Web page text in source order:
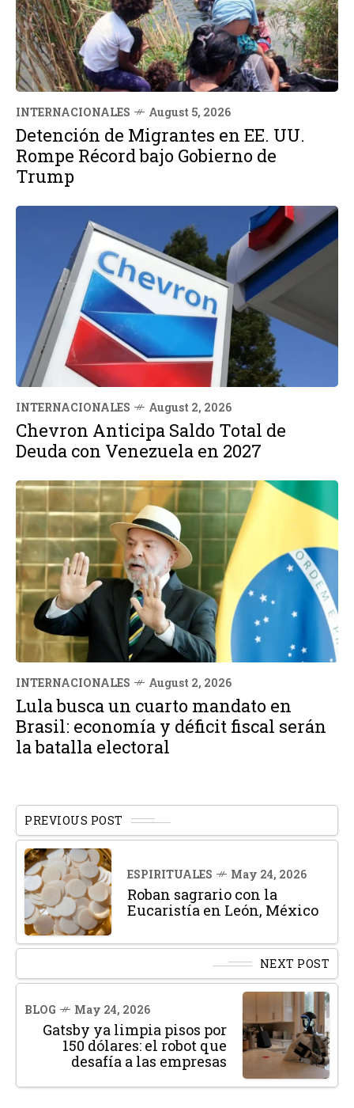
INTERNACIONALES August 5, 2026
Detención de Migrantes en EE. UU.
Rompe Récord bajo Gobierno de
Trump
INTERNACIONALES August 2, 2026
Chevron Anticipa Saldo Total de
Deuda con Venezuela en 2027
INTERNACIONALES August 2, 2026
Lula busca un cuarto mandato en
Brasil: economía y déficit fiscal serán
la batalla electoral
PREVIOUS POST
ESPIRITUALES May 24, 2026
Roban sagrario con la
Eucaristía en León, México
NEXT POST
BLOG May 24, 2026
Gatsby ya limpia pisos por
150 dólares: el robot que
desafía a las empresas